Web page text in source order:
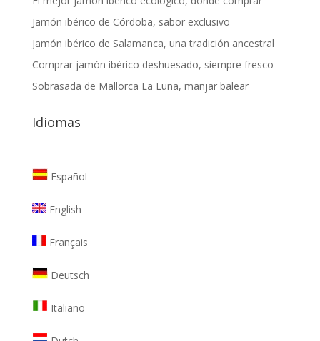
Jamón ibérico de Córdoba, sabor exclusivo
Jamón ibérico de Salamanca, una tradición ancestral
Comprar jamón ibérico deshuesado, siempre fresco
Sobrasada de Mallorca La Luna, manjar balear
Idiomas
Español
English
Français
Deutsch
Italiano